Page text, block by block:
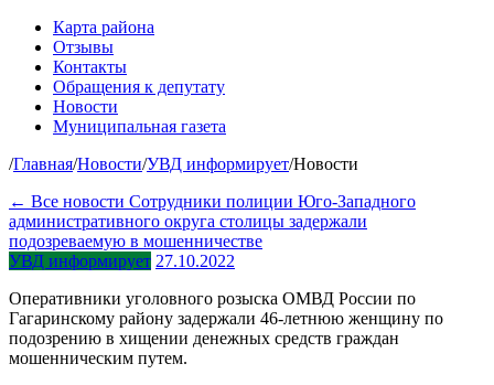
Карта района
Отзывы
Контакты
Обращения к депутату
Новости
Муниципальная газета
/Главная/Новости/УВД информирует/Новости
← Все новости Сотрудники полиции Юго-Западного
административного округа столицы задержали
подозреваемую в мошенничестве
УВД информирует 27.10.2022
Оперативники уголовного розыска ОМВД России по
Гагаринскому району задержали 46-летнюю женщину по
подозрению в хищении денежных средств граждан
мошенническим путем.